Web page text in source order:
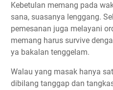
Kebetulan memang pada
sana, suasanya lenggang.
pemesanan juga melayani
memang harus survive
ya bakalan tenggelam.
Walau yang masak hanya
dibilang tanggap dan